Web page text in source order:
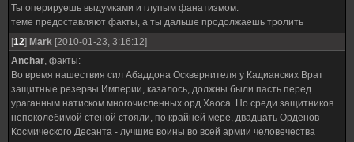
Ты оперируешь выдумками и глупым фанатизмом.
теме предоставляют факты, а ты дальше продолжаешь тролить
[12] Mark [2010-01-23, 3:16:12]
Anchar, факты:
Во время нашествия сил Абаддона Осквернителя у Кадианских Врат
защитные резервы Империи, казалось, должны были пасть перед
ураганным натиском многочисленных орд Хаоса. Но среди защитников
непоколебимой стеной стояли, по крайней мере, двадцать Орденов
Космического Десанта - лучшие воины во всей армии человечества